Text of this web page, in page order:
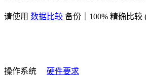
请使用 数据比较 备份｜100% 精确比较
操作系统 硬件要求